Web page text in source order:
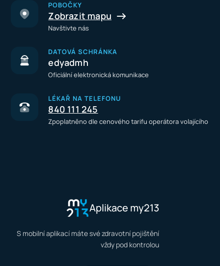
POBOČKY
Zobrazit mapu
Navštivte nás
DATOVÁ SCHRÁNKA
edyadmh
Oficiální elektronická komunikace
LÉKAŘ NA TELEFONU
840 111 245
Zpoplatněno dle cenového tarifu operátora volajícího
Aplikace my213
S mobilní aplikací máte své zdravotní pojištění
vždy pod kontrolou